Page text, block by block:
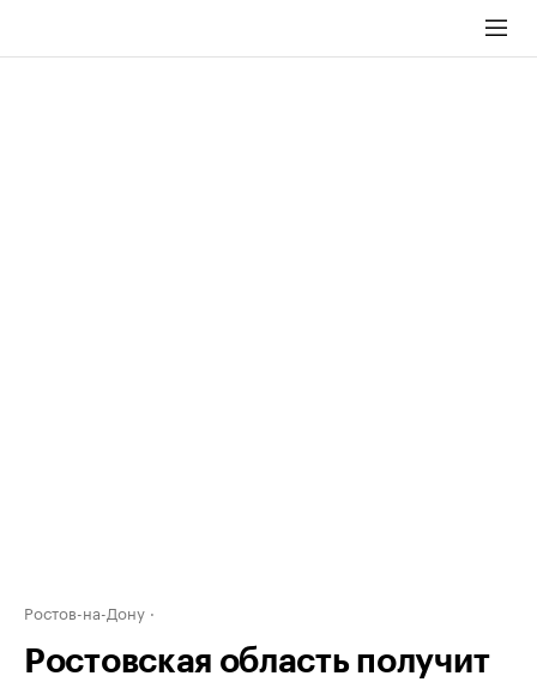
Ростов-на-Дону
Ростовская область получит